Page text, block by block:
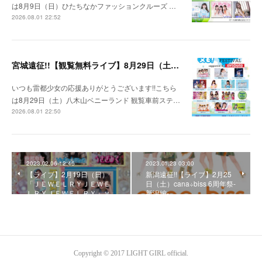
は8月9日（日）ひたちなかファッションクルーズ …
2026.08.01 22:52
宮城遠征!!【観覧無料ライブ】8月29日（土）八木山ベニーランド
いつも雷都少女の応援ありがとうございます!!こちら
は8月29日（土）八木山ベニーランド 観覧車前ステ…
2026.08.01 22:50
2023.02.06 12:46
【ライブ】2月19日（日）
「ＪＥＷＥＬＲＹＪＥＷＥ
ＬＲＹＪＥＷＥＬＲＹ」 v…
2023.01.23 03:00
新潟遠征!!【ライブ】2月25
日（土）cana÷biss 6周年祭-
新潟編-
Copyright © 2017 LIGHT GIRL official.